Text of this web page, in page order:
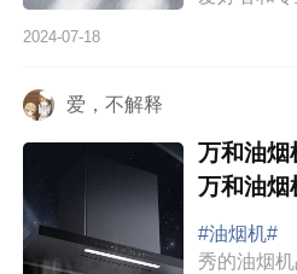
烟机，不
2024-07-18
爱，不解释
万和油烟
万和油烟
#油烟机#
秀的油烟